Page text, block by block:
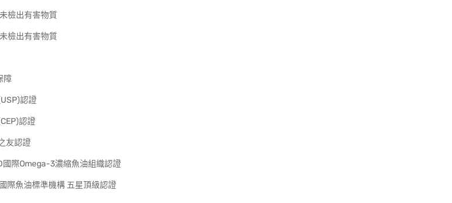
檢出有害物質
檢出有害物質
障
認證
認證
友認證
國際Omega-3濃縮魚油組織認證
際魚油標準機構 五星頂級認證